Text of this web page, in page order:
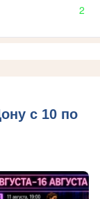
2
с 10 по